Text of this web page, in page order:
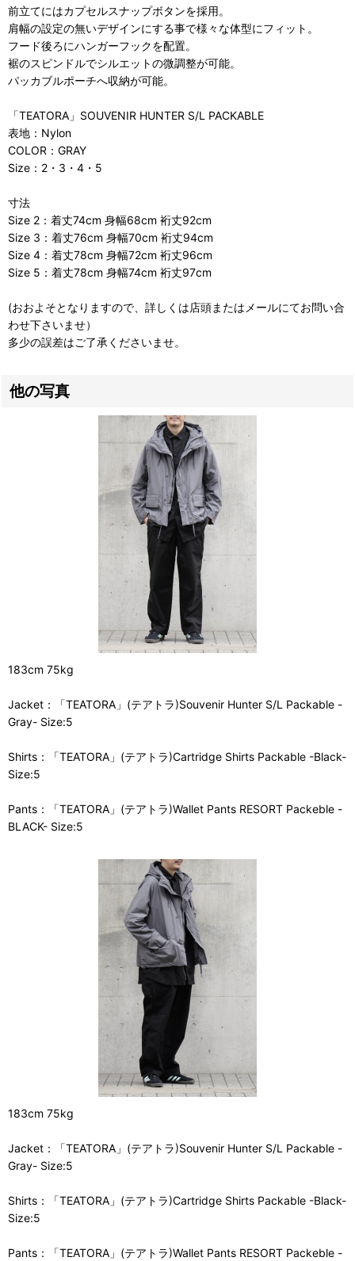
前立てにはカプセルスナップボタンを採用。
肩幅の設定の無いデザインにする事で様々な体型にフィット。
フード後ろにハンガーフックを配置。
裾のスピンドルでシルエットの微調整が可能。
パッカブルポーチへ収納が可能。
「TEATORA」SOUVENIR HUNTER S/L PACKABLE
表地：Nylon
COLOR：GRAY
Size：2・3・4・5
寸法
Size 2：着丈74cm 身幅68cm 裄丈92cm
Size 3：着丈76cm 身幅70cm 裄丈94cm
Size 4：着丈78cm 身幅72cm 裄丈96cm
Size 5：着丈78cm 身幅74cm 裄丈97cm
(おおよそとなりますので、詳しくは店頭またはメールにてお問い合
わせ下さいませ）
多少の誤差はご了承くださいませ。
他の写真
183cm 75kg
Jacket：「TEATORA」(テアトラ)Souvenir Hunter S/L Packable -
Gray- Size:5
Shirts：「TEATORA」(テアトラ)Cartridge Shirts Packable -Black-
Size:5
Pants：「TEATORA」(テアトラ)Wallet Pants RESORT Packeble -
BLACK- Size:5
183cm 75kg
Jacket：「TEATORA」(テアトラ)Souvenir Hunter S/L Packable -
Gray- Size:5
Shirts：「TEATORA」(テアトラ)Cartridge Shirts Packable -Black-
Size:5
Pants：「TEATORA」(テアトラ)Wallet Pants RESORT Packeble -